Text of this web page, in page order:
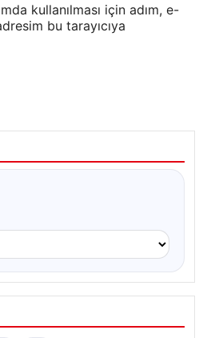
kullanılması için adım, e-
bu tarayıcıya